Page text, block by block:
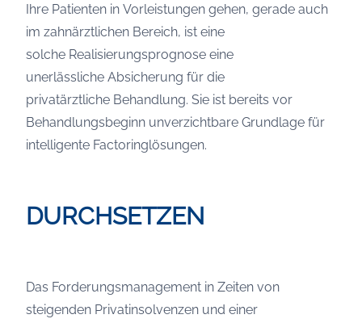
Ihre Patienten in Vorleistungen gehen, gerade auch
im zahnärztlichen Bereich, ist eine
solche Realisierungsprognose eine
unerlässliche Absicherung für die
privatärztliche Behandlung. Sie ist bereits vor
Behandlungsbeginn unverzichtbare Grundlage für
intelligente Factoringlösungen.
DURCHSETZEN
Das Forderungsmanagement in Zeiten von
steigenden Privatinsolvenzen und einer